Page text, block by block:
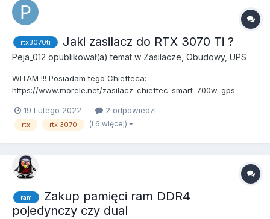
rtx3070ti Jaki zasilacz do RTX 3070 Ti ?
Peja_012 opublikował(a) temat w Zasilacze, Obudowy, UPS
WITAM !!! Posiadam tego Chiefteca:
https://www.morele.net/zasilacz-chieftec-smart-700w-gps-
wymiana zasilacza na lepszy? np. na Corsaira RM750X 750W
bądź przykładowo pokusić się o 850W - Corsair RM850X ? Jeśli
19 Lutego 2022 2 odpowiedzi
rtx rtx 3070 (i 6 więcej)
ram
Zakup pamięci ram DDR4
pojedynczy czy dual